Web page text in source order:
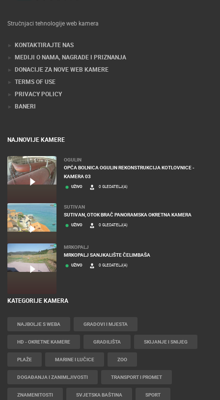
Stručnjaci tehnologije web kamera
KONTAKTIRAJTE NAS
MEDIJI O NAMA, NAGRADE I PRIZNANJA
DONACIJE ZA NOVE WEB KAMERE
TERMS OF USE
PRIVACY POLICY
BANERI
NAJNOVIJE KAMERE
OGULIN
OPĆA BOLNICA OGULIN REKONSTRUKCIJA KOTLOVNICE -
KAMERA 03
UŽIVO 0 GLEDATELJ(A)
SUTIVAN
SUTIVAN, OTOK BRAČ PANORAMSKA OKRETNA KAMERA
UŽIVO 0 GLEDATELJ(A)
MRKOPALJ
MRKOPALJ SANJKALIŠTE ČELIMBAŠA
UŽIVO 0 GLEDATELJ(A)
KATEGORIJE KAMERA
NAJBOLJE S WEBA GRADOVI I MJESTA
HD - OKRETNE KAMERE GRADILIŠTA SKIJANJE I SNIJEG
PLAŽE MARINE I LUČICE ZOO
DOGAĐANJA I ZANIMLJIVOSTI TRANSPORT I PROMET
ZNAMENITOSTI SVJETSKA BAŠTINA SPORT